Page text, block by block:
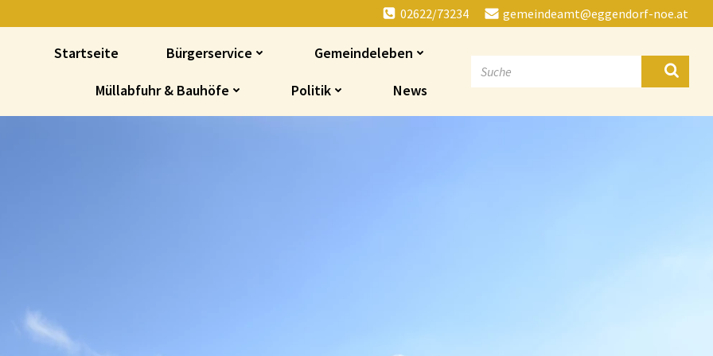
02622/73234 gemeindeamt@eggendorf-noe.at
Startseite Bürgerservice Gemeindeleben
Müllabfuhr & Bauhöfe Politik News